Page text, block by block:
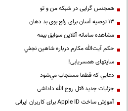
همجنس گرایی در شبکه من و تو
13 توصیه آسان برای رفع بوی بد دهان
مشاهده سامانه آنلاين سوابق بیمه
حكم آيت‌الله مكارم درباره شاهين نجفي
سایتهای همسریابی!
دعايي كه قطعا مستجاب مي‌شود
جزئیات جدید قتل روح الله داداشی
آموزش ساخت Apple ID برای کاربران ایرانی